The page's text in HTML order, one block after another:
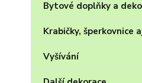
Bytové doplňky a
Krabičky, šperkovnice
Vyšívání